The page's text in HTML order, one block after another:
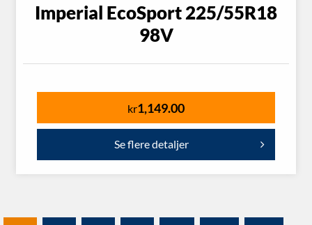
Imperial EcoSport 225/55R18
98V
kr1,149.00
Se flere detaljer